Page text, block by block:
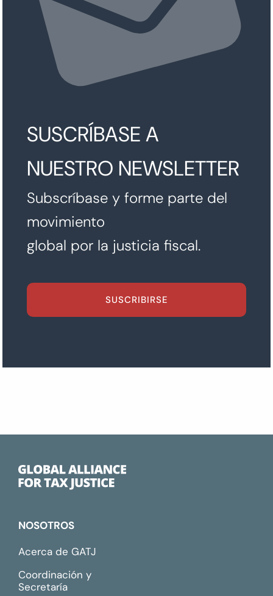
SUSCRÍBASE A
NUESTRO NEWSLETTER
Subscríbase y forme parte del
movimiento
global por la justicia fiscal.
SUSCRIBIRSE
NOSOTROS
Acerca de GATJ
Coordinación y
Secretaría